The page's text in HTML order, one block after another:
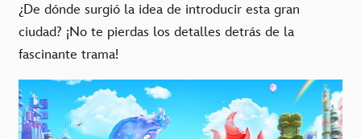
¿De dónde surgió la idea de introducir esta gran
ciudad? ¡No te pierdas los detalles detrás de la
fascinante trama!